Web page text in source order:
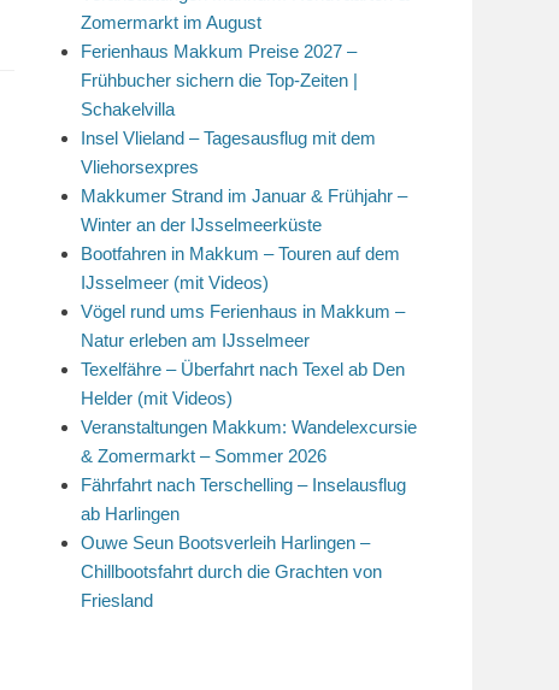
Zomermarkt im August
Ferienhaus Makkum Preise 2027 –
Frühbucher sichern die Top-Zeiten |
Schakelvilla
Insel Vlieland – Tagesausflug mit dem
Vliehorsexpres
Makkumer Strand im Januar & Frühjahr –
Winter an der IJsselmeerküste
Bootfahren in Makkum – Touren auf dem
IJsselmeer (mit Videos)
Vögel rund ums Ferienhaus in Makkum –
Natur erleben am IJsselmeer
Texelfähre – Überfahrt nach Texel ab Den
Helder (mit Videos)
Veranstaltungen Makkum: Wandelexcursie
& Zomermarkt – Sommer 2026
Fährfahrt nach Terschelling – Inselausflug
ab Harlingen
Ouwe Seun Bootsverleih Harlingen –
Chillbootsfahrt durch die Grachten von
Friesland